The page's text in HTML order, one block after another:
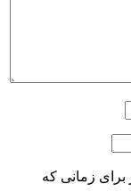
برای زمانی که